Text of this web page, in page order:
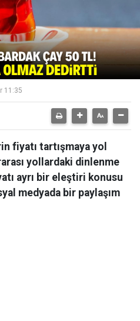
11:35
fiyatı tartışmaya yol
yollardaki dinlenme
ayrı bir eleştiri konusu
medyada bir paylaşım